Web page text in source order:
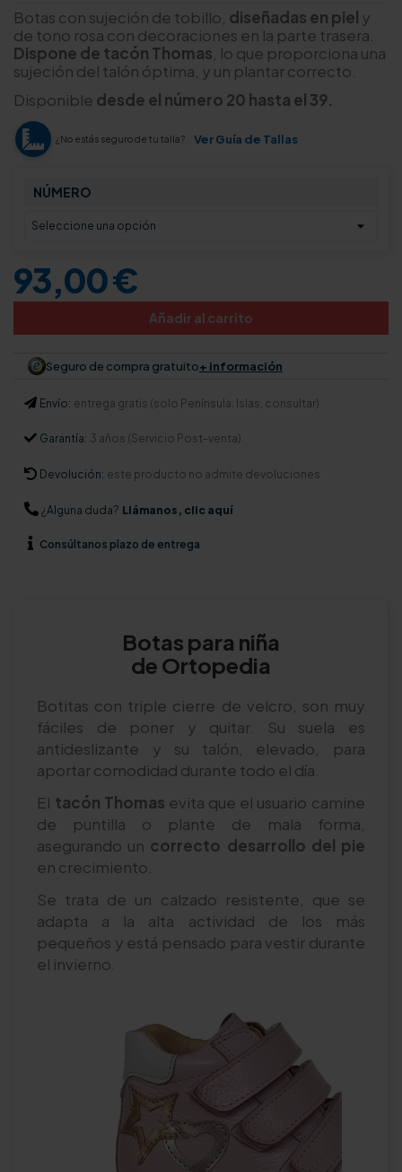
Botas con sujeción de tobillo, diseñadas en piel y
de tono rosa con decoraciones en la parte trasera.
Dispone de tacón Thomas , lo que proporciona una
sujeción del talón óptima, y un plantar correcto.
Disponible desde el número 20 hasta el 39.
¿No estás seguro de tu talla? Ver Guía de Tallas
NÚMERO
93,00 €
Añadir al carrito
Seguro de compra gratuito+ información
Envío: entrega gratis (solo Península. Islas, consultar)
Garantía: 3 años (Servicio Post-venta)
Devolución: este producto no admite devoluciones
¿Alguna duda? Llámanos, clic aquí
Consúltanos plazo de entrega
Botas para niña
de Ortopedia
Botitas con triple cierre de velcro, son muy
fáciles de poner y quitar. Su suela es
antideslizante y su talón, elevado, para
aportar comodidad durante todo el día.
El tacón Thomas evita que el usuario camine
de puntilla o plante de mala forma,
asegurando un correcto desarrollo del pie
en crecimiento.
Se trata de un calzado resistente, que se
adapta a la alta actividad de los más
pequeños y está pensado para vestir durante
el invierno.